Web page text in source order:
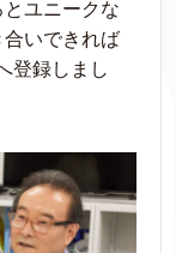
ユニークな
いできれば
登録しまし